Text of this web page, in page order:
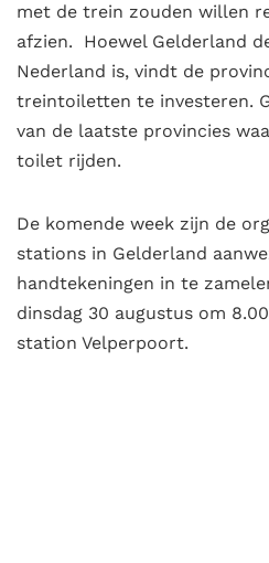
met de trein zouden willen
afzien. Hoewel Gelderland
Nederland is, vindt de
treintoiletten te investeren.
van de laatste provincies
toilet rijden.
De komende week zijn de
stations in Gelderland
handtekeningen in te
dinsdag 30 augustus om
station Velperpoort.